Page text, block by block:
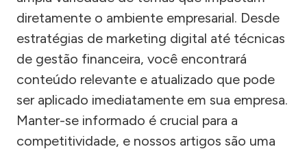
diretamente o ambiente empresarial. Desde
estratégias de marketing digital até técnicas
de gestão financeira, você encontrará
conteúdo relevante e atualizado que pode
ser aplicado imediatamente em sua empresa.
Manter-se informado é crucial para a
competitividade, e nossos artigos são uma